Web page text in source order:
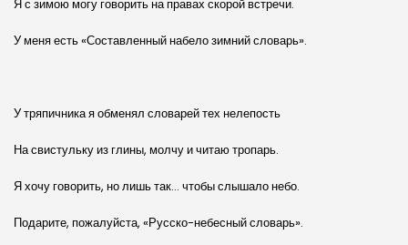
Я с зимою могу говорить на правах скорой встречи.
У меня есть «Составленный набело зимний словарь».
У тряпичника я обменял словарей тех нелепость
На свистульку из глины, молчу и читаю тропарь.
Я хочу говорить, но лишь так… чтобы слышало небо.
Подарите, пожалуйста, «Русско-небесный словарь».